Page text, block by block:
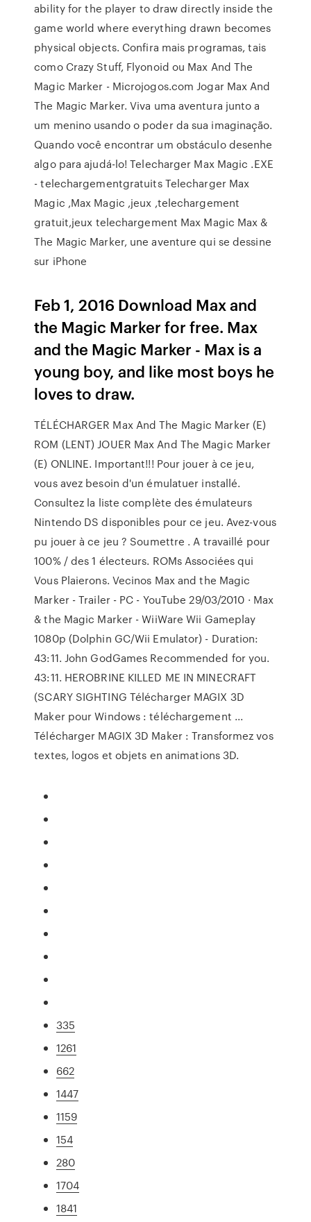
ability for the player to draw directly inside the
game world where everything drawn becomes
physical objects. Confira mais programas, tais
como Crazy Stuff, Flyonoid ou Max And The
Magic Marker - Microjogos.com Jogar Max And
The Magic Marker. Viva uma aventura junto a
um menino usando o poder da sua imaginação.
Quando você encontrar um obstáculo desenhe
algo para ajudá-lo! Telecharger Max Magic .EXE
- telechargementgratuits Telecharger Max
Magic ,Max Magic ,jeux ,telechargement
gratuit,jeux telechargement Max Magic Max &
The Magic Marker, une aventure qui se dessine
sur iPhone
Feb 1, 2016 Download Max and
the Magic Marker for free. Max
and the Magic Marker - Max is a
young boy, and like most boys he
loves to draw.
TÉLÉCHARGER Max And The Magic Marker (E)
ROM (LENT) JOUER Max And The Magic Marker
(E) ONLINE. Important!!! Pour jouer à ce jeu,
vous avez besoin d'un émulatuer installé.
Consultez la liste complète des émulateurs
Nintendo DS disponibles pour ce jeu. Avez-vous
pu jouer à ce jeu ? Soumettre . A travaillé pour
100% / des 1 électeurs. ROMs Associées qui
Vous Plaierons. Vecinos Max and the Magic
Marker - Trailer - PC - YouTube 29/03/2010 · Max
& the Magic Marker - WiiWare Wii Gameplay
1080p (Dolphin GC/Wii Emulator) - Duration:
43:11. John GodGames Recommended for you.
43:11. HEROBRINE KILLED ME IN MINECRAFT
(SCARY SIGHTING Télécharger MAGIX 3D
Maker pour Windows : téléchargement ...
Télécharger MAGIX 3D Maker : Transformez vos
textes, logos et objets en animations 3D.
335
1261
662
1447
1159
154
280
1704
1841